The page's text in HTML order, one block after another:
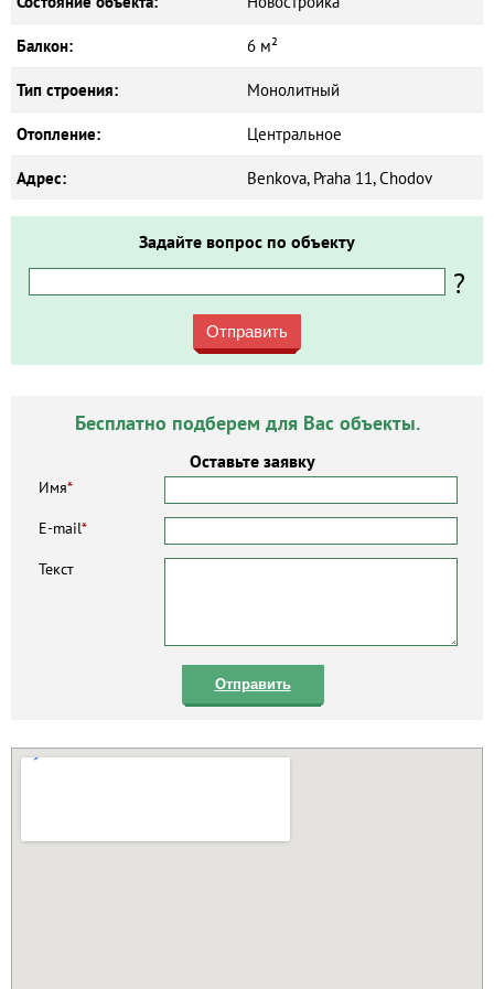
Балкон: 6 м²
Тип строения: Монолитный
Отопление: Центральное
Адрес: Benkova, Praha 11, Chodov
Задайте вопрос по объекту
?
Отправить
Бесплатно подберем для Вас объекты.
Оставьте заявку
Имя*
E-mail*
Текст
Отправить